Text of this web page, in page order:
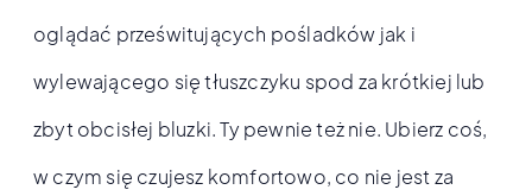
oglądać prześwitujących pośladków jak i
wylewającego się tłuszczyku spod za krótkiej lub
zbyt obcisłej bluzki. Ty pewnie też nie. Ubierz coś,
w czym się czujesz komfortowo, co nie jest za